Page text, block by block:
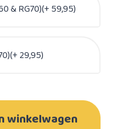
& RG70)(+ 59,95)
29,95)
winkelwagen